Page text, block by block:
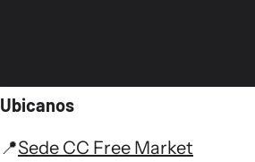
Ubicanos
📍Sede CC Free Market